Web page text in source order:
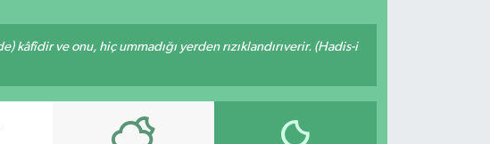
ve onu, hiç ummadığı yerden rızıklandırıverir. (Hadis-i